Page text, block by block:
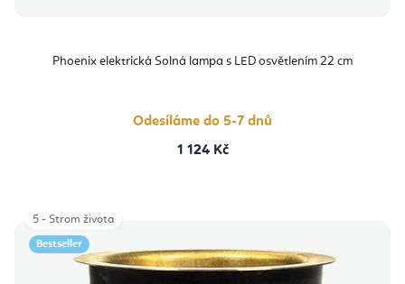
Phoenix elektrická Solná lampa s LED osvětlením 22 cm
Odesíláme do 5-7 dnů
1 124 Kč
Bestseller
5 - Strom života